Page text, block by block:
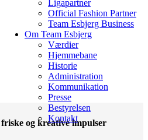
Ligapartner
Official Fashion Partner
Team Esbjerg Business
Om Team Esbjerg
Værdier
Hjemmebane
Historie
Administration
Kommunikation
Presse
Bestyrelsen
Kontakt
og kreative impulser